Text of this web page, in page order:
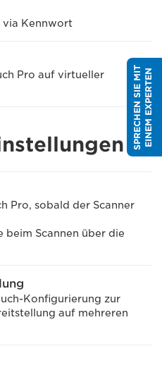
via Kennwort
Pro auf virtueller
Pro, sobald der Scanner
beim Scannen über die
Konfigurierung zur
auf mehreren
S
P
R
E
C
H
E
N
S
I
E
M
I
T
E
I
N
E
M
E
X
P
E
R
T
EN